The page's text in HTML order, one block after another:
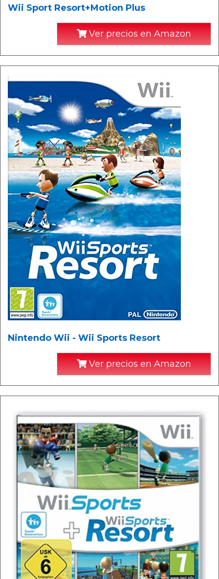
Wii Sport Resort+Motion Plus
Ver precios en Amazon
Nintendo Wii - Wii Sports Resort
Ver precios en Amazon